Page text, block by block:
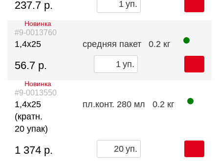
237.7 р. уп.
#9-0013760
Новинка
1,4х25 средняя пакет 0.2 кг
56.7 р. уп.
#9-0013550
Новинка
1,4х25
(кратн.
20 упак)
пл.конт. 280 мл 0.2 кг
1 374 р. уп.